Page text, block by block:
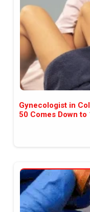
Gynecologist in
50 Comes Down